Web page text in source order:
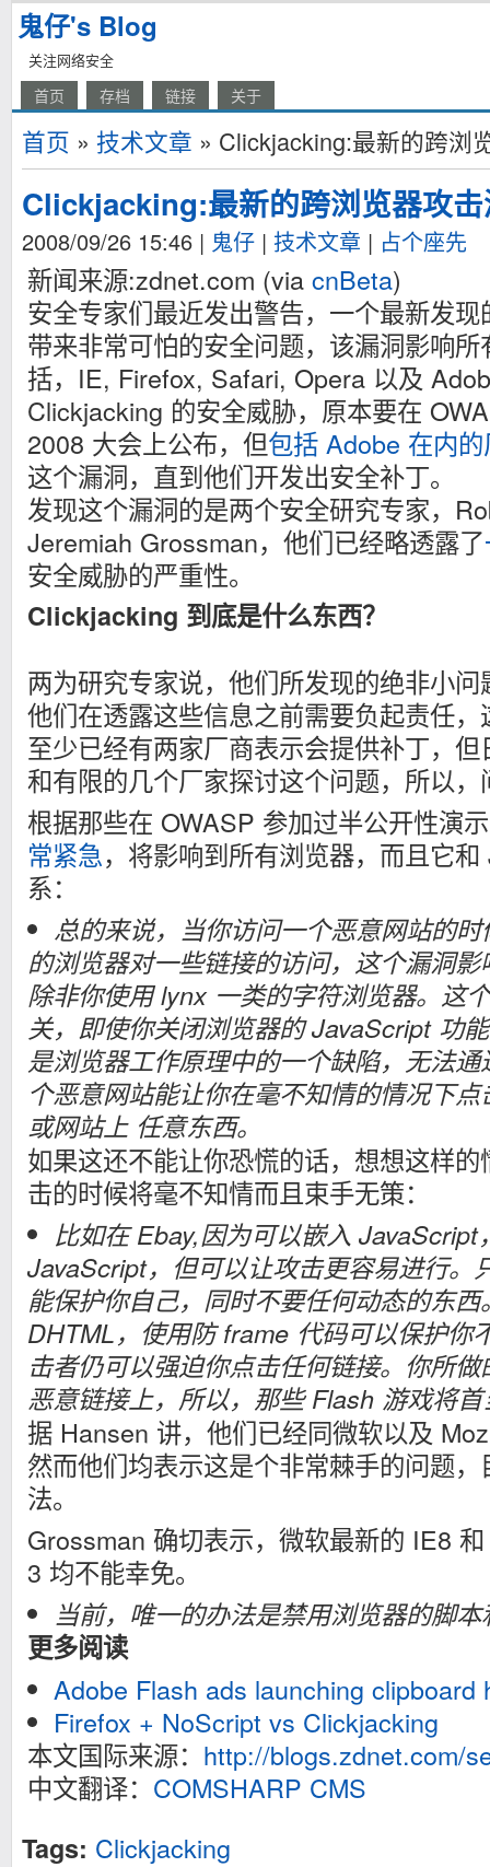
鬼仔's Blog
关注网络安全
首页 存档 链接 关于
首页 » 技术文章 » Clickjacking:最新的跨浏
Clickjacking:最新的跨浏览器攻
2008/09/26 15:46 | 鬼仔 | 技术文章 | 占个座先
新闻来源:zdnet.com (via cnBeta)
安全专家们最近发出警告，一个最新发
带来非常可怕的安全问题，该漏洞影响
括，IE, Firefox, Safari, Opera 以及
Clickjacking 的安全威胁，原本要在
2008 大会上公布，但包括 Adobe 在内
这个漏洞，直到他们开发出安全补丁。
发现这个漏洞的是两个安全研究专家，
Jeremiah Grossman，他们已经略透露了
安全威胁的严重性。
Clickjacking 到底是什么东西？
两为研究专家说，他们所发现的绝非小
他们在透露这些信息之前需要负起责任
至少已经有两家厂商表示会提供补丁，
和有限的几个厂家探讨这个问题，所以
根据那些在 OWASP 参加过半公开性演
常紧急，将影响到所有浏览器，而且它
系：
总的来说，当你访问一个恶意网站的
的浏览器对一些链接的访问，这个漏洞
除非你使用 lynx 一类的字符浏览器。这
关，即使你关闭浏览器的 JavaScript 功
是浏览器工作原理中的一个缺陷，无法
个恶意网站能让你在毫不知情的情况下
或网站上 任意东西。
如果这还不能让你恐慌的话，想想这样
击的时候将毫不知情而且束手无策：
比如在 Ebay,因为可以嵌入 JavaScript
JavaScript，但可以让攻击更容易进行。
能保护你自己，同时不要任何动态的东
DHTML，使用防 frame 代码可以保护你
击者仍可以强迫你点击任何链接。你所
恶意链接上，所以，那些 Flash 游戏将
据 Hansen 讲，他们已经同微软以及
然而他们均表示这是个非常棘手的问题
法。
Grossman 确切表示，微软最新的 IE8
3 均不能幸免。
当前，唯一的办法是禁用浏览器的脚
更多阅读
Adobe Flash ads launching clipboard
Firefox + NoScript vs Clickjacking
本文国际来源： http://blogs.zdnet.com/
中文翻译： COMSHARP CMS
Tags: Clickjacking